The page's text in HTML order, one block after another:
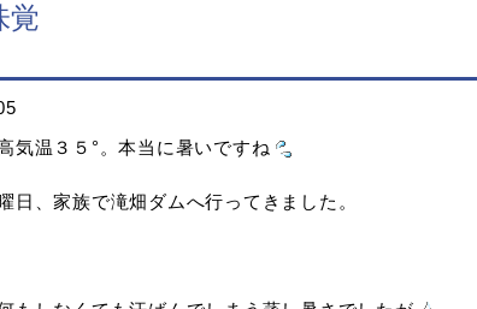
覚
気温３５°。本当に暑いですね
日、家族で滝畑ダムへ行ってきました。